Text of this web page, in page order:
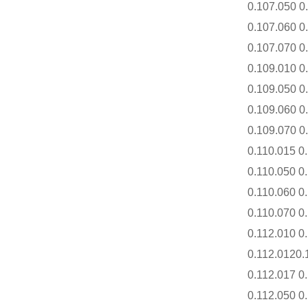
0.107.050
0.107.060
0.107.070
0.109.010
0.109.050
0.109.060
0.109.070
0.110.015
0.110.050
0.110.060
0.110.070
0.112.010
0.112.017
0.112.050